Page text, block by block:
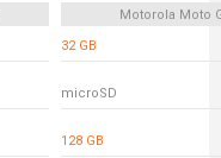
Motorola Moto
32 GB
microSD
128 GB